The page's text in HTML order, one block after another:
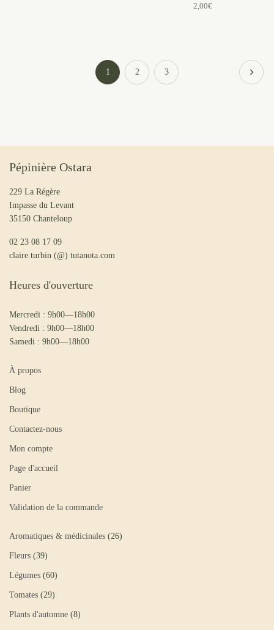
2,00€
1 2 3
Pépinière Ostara
229 La Régère
Impasse du Levant
35150 Chanteloup
02 23 08 17 09
claire.turbin (@) tutanota.com
Heures d'ouverture
Mercredi : 9h00—18h00
Vendredi : 9h00—18h00
Samedi : 9h00—18h00
À propos
Blog
Boutique
Contactez-nous
Mon compte
Page d'accueil
Panier
Validation de la commande
Aromatiques & médicinales 26
Fleurs 39
Légumes 60
Tomates 29
Plants d'automne 8